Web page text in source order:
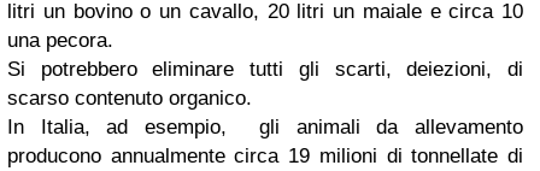
litri un bovino o un cavallo, 20 litri un maiale e circa 10
una pecora.
Si potrebbero eliminare tutti gli scarti, deiezioni, di
scarso contenuto organico.
In Italia, ad esempio, gli animali da allevamento
producono annualmente circa 19 milioni di tonnellate di